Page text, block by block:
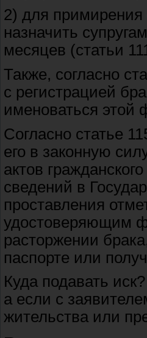
2) для примирения
назначить
месяцев (статьи
Также, согласно
с регистрацией
именоваться
Согласно статье
его в законную
актов
сведений в
проставления
удостоверяющим
расторжении
паспорте или
Куда подавать
а если с
жительства или